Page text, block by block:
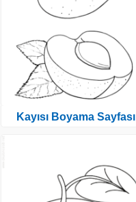
Kayısı Boyama Sayfası